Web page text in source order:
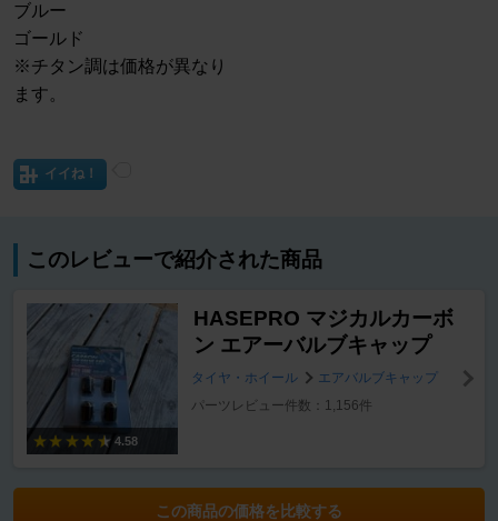
ブルー
ゴールド
※チタン調は価格が異なり
ます。
イイね！
このレビューで紹介された商品
4.58
HASEPRO マジカルカーボ
ン エアーバルブキャップ
タイヤ・ホイール
エアバルブキャップ
パーツレビュー件数：1,156件
この商品の価格を比較する